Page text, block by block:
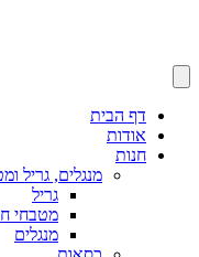
דף הבית
אודות
חנות
מנגלים, גריל
גריל
מטבחי
מנגלים